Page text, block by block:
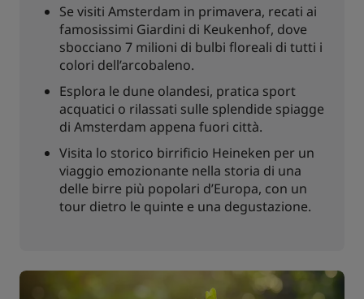
Se visiti Amsterdam in primavera, recati ai
famosissimi Giardini di Keukenhof, dove
sbocciano 7 milioni di bulbi floreali di tutti i
colori dell’arcobaleno.
Esplora le dune olandesi, pratica sport
acquatici o rilassati sulle splendide spiagge
di Amsterdam appena fuori città.
Visita lo storico birrificio Heineken per un
viaggio emozionante nella storia di una
delle birre più popolari d’Europa, con un
tour dietro le quinte e una degustazione.